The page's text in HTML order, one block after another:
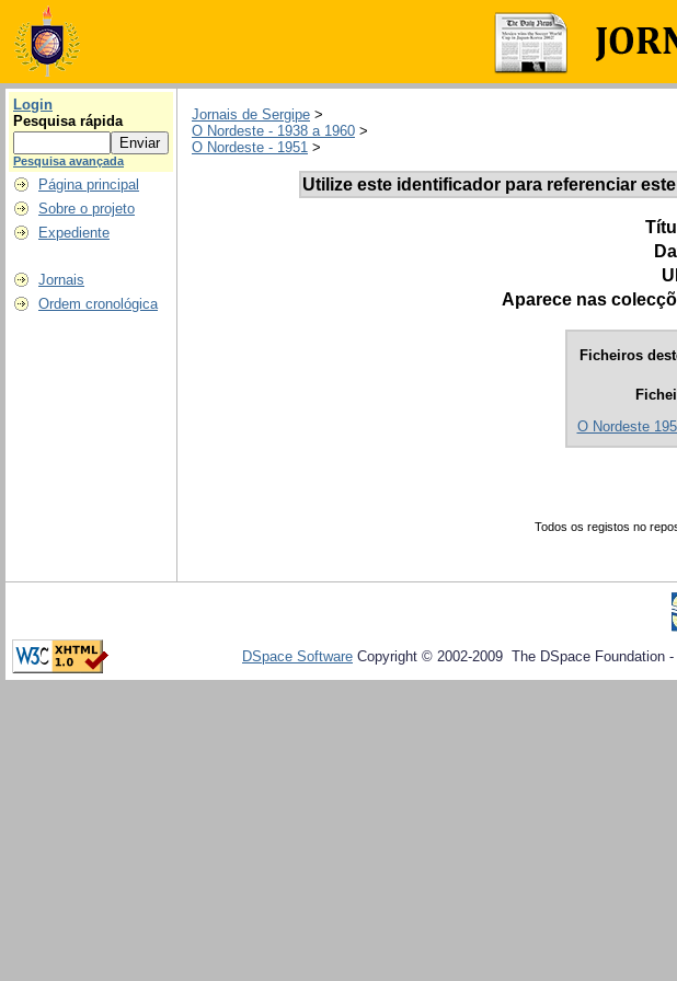
Login
Pesquisa rápida
Pesquisa avançada
Página principal
Sobre o projeto
Expediente
Jornais
Ordem cronológica
Jornais de Sergipe >
O Nordeste - 1938 a 1960 >
O Nordeste - 1951 >
Utilize este identificador para referenciar
Aparece nas
Ficheiros
O Nordeste
Todos os registos no
DSpace Software Copyright © 2002-2009 The DSpace Foundation -